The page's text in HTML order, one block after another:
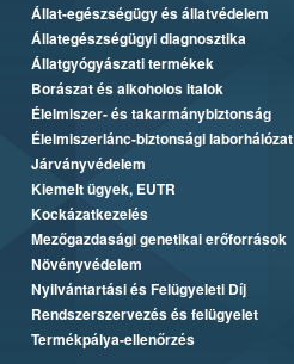
Állat-egészségügy és állatvédelem
Állategészségügyi diagnosztika
Állatgyógyászati termékek
Borászat és alkoholos italok
Élelmiszer- és takarmánybiztonság
Élelmiszerlánc-biztonsági laborhálózat
Járványvédelem
Kiemelt ügyek, EUTR
Kockázatkezelés
Mezőgazdasági genetikai erőforrások
Növényvédelem
Nyilvántartási és Felügyeleti Díj
Rendszerszervezés és felügyelet
Termékpálya-ellenőrzés